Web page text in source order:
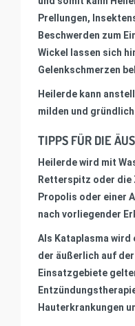
Prellungen,
Beschwerden zum
Wickel lassen sich
Gelenkschmerzen
Heilerde kann
milden und
TIPPS FÜR DIE
Heilerde wird mit
Retterspitz oder die
Propolis oder einer
nach vorliegender
Als Kataplasma wird
der äußerlich auf
Einsatzgebiete
Hauterkrankungen